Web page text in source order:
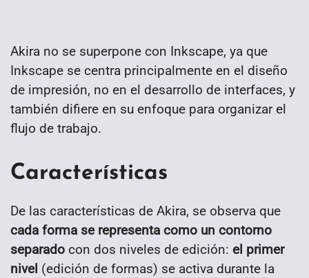
Akira no se superpone con Inkscape, ya que
Inkscape se centra principalmente en el diseño
de impresión, no en el desarrollo de interfaces, y
también difiere en su enfoque para organizar el
flujo de trabajo.
Características
De las características de Akira, se observa que
cada forma se representa como un contorno
separado con dos niveles de edición: el primer
nivel (edición de formas) se activa durante la